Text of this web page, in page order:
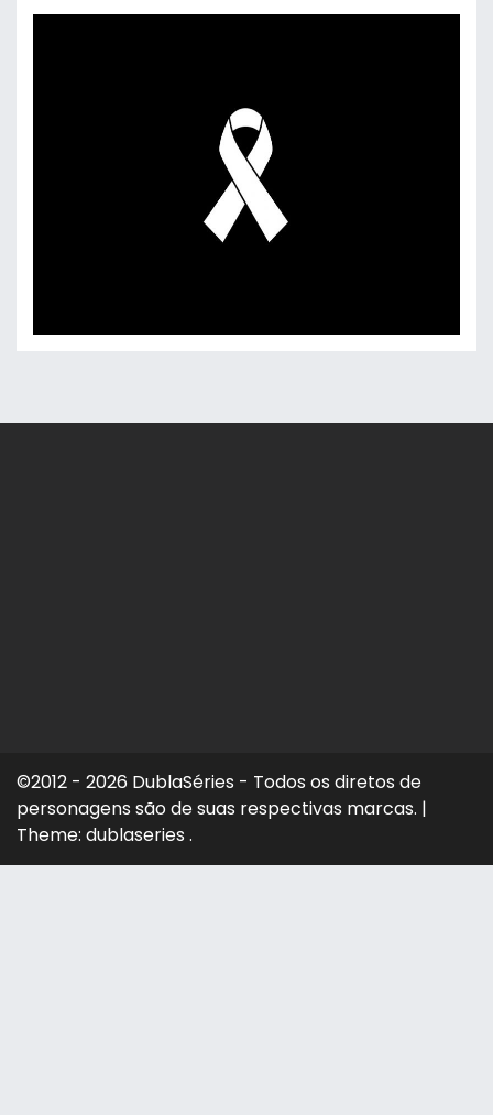
©2012 - 2026 DublaSéries - Todos os diretos de
personagens são de suas respectivas marcas. |
Theme: dublaseries .